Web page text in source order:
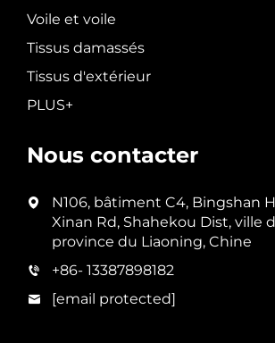
Voile et voile
Tissus damassés
Tissus d'extérieur
PLUS+
Nous contacter
N106, bâtiment C4, Bingshan
Xinan Rd, Shahekou Dist, ville
province du Liaoning, Chine
+86- 13387898182
[email protected]